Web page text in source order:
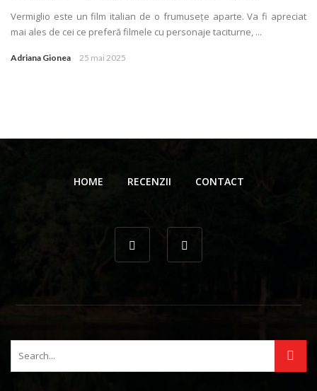
Vermiglio este un film italian de o frumusețe aparte. Va fi apreciat
mai ales de cei ce preferă filmele cu personaje taciturne, ...
Adriana Gionea 25 mai 2025
HOME RECENZII CONTACT